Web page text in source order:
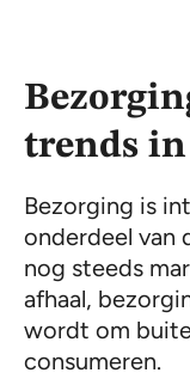
trends in
Bezorging is
onderdeel van
nog steeds
afhaal,
wordt om
consumeren.